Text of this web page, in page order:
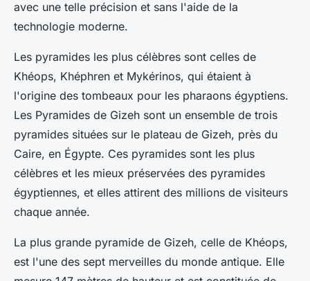
avec une telle précision et sans l'aide de la
technologie moderne.
Les pyramides les plus célèbres sont celles de
Khéops, Khéphren et Mykérinos, qui étaient à
l'origine des tombeaux pour les pharaons égyptiens.
Les Pyramides de Gizeh sont un ensemble de trois
pyramides situées sur le plateau de Gizeh, près du
Caire, en Égypte. Ces pyramides sont les plus
célèbres et les mieux préservées des pyramides
égyptiennes, et elles attirent des millions de visiteurs
chaque année.
La plus grande pyramide de Gizeh, celle de Khéops,
est l'une des sept merveilles du monde antique. Elle